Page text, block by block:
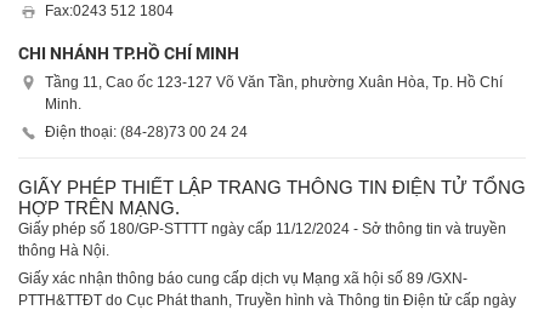
Fax:0243 512 1804
CHI NHÁNH TP.HỒ CHÍ MINH
Tầng 11, Cao ốc 123-127 Võ Văn Tần, phường Xuân Hòa, Tp. Hồ Chí
Minh.
Điện thoại: (84-28)73 00 24 24
GIẤY PHÉP THIẾT LẬP TRANG THÔNG TIN ĐIỆN TỬ TỔNG
HỢP TRÊN MẠNG.
Giấy phép số 180/GP-STTTT ngày cấp 11/12/2024 - Sở thông tin và truyền
thông Hà Nội.
Giấy xác nhận thông báo cung cấp dịch vụ Mạng xã hội số 89 /GXN-
PTTH&TTĐT do Cục Phát thanh, Truyền hình và Thông tin Điện tử cấp ngày